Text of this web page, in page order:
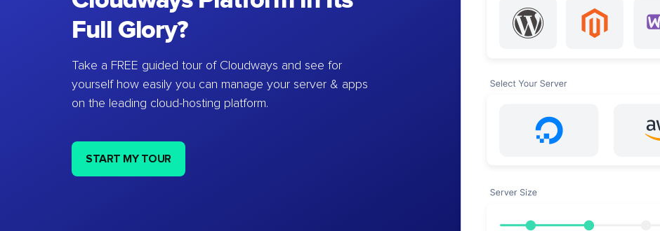
Full Glory?
Take a FREE guided tour of Cloudways and see for
yourself how easily you can manage your server & apps
on the leading cloud-hosting platform.
START MY TOUR